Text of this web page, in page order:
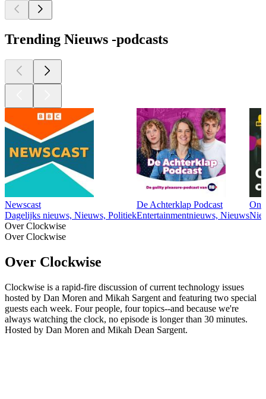
Trending Nieuws -podcasts
Newscast
Dagelijks nieuws, Nieuws, Politiek
De Achterklap Podcast
Entertainmentnieuws, Nieuws
Over Clockwise
Over Clockwise
Over Clockwise
Clockwise is a rapid-fire discussion of current technology issues
hosted by Dan Moren and Mikah Sargent and featuring two special
guests each week. Four people, four topics--and because we're
always watching the clock, no episode is longer than 30 minutes.
Hosted by Dan Moren and Mikah Dean Sargent.